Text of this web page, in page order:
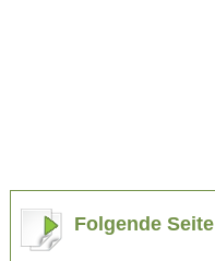
Folgende Seite